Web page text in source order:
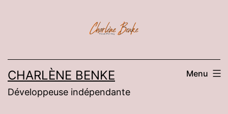
CHARLÈNE BENKE
Développeuse indépendante
Menu